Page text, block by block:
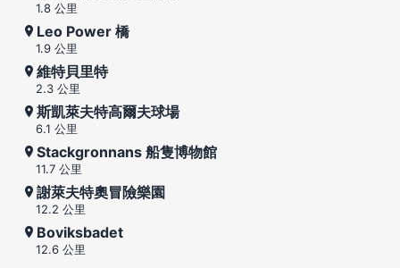
1.8 公里
Leo Power 橋
1.9 公里
維特貝里特
2.3 公里
斯凱萊夫特高爾夫球場
6.1 公里
Stackgronnans 船隻博物館
11.7 公里
謝萊夫特奧冒險樂園
12.2 公里
Boviksbadet
12.6 公里